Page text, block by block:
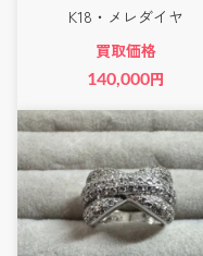
K18・メレダイヤ
買取価格
140,000円